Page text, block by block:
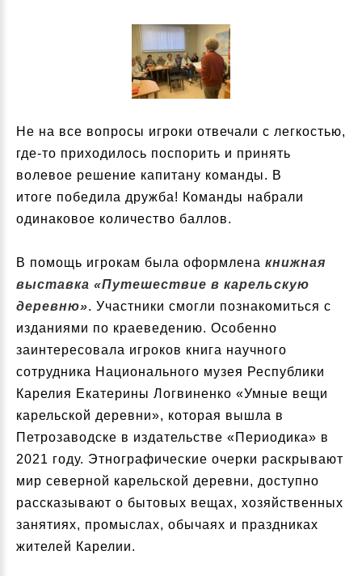
Не на все вопросы игроки отвечали с легкостью,
где-то приходилось поспорить и принять
волевое решение капитану команды. В
итоге победила дружба! Команды набрали
одинаковое количество баллов.
В помощь игрокам была оформлена книжная
выставка «Путешествие в карельскую
деревню». Участники смогли познакомиться с
изданиями по краеведению. Особенно
заинтересовала игроков книга научного
сотрудника Национального музея Республики
Карелия Екатерины Логвиненко «Умные вещи
карельской деревни», которая вышла в
Петрозаводске в издательстве «Периодика» в
2021 году. Этнографические очерки раскрывают
мир северной карельской деревни, доступно
рассказывают о бытовых вещах, хозяйственных
занятиях, промыслах, обычаях и праздниках
жителей Карелии.